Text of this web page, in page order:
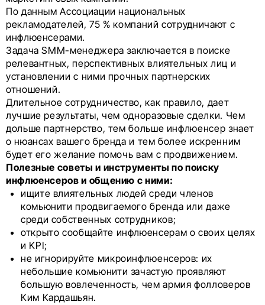
По данным Ассоциации национальных
рекламодателей, 75 % компаний сотрудничают с
инфлюенсерами.
Задача SMM-менеджера заключается в поиске
релевантных, перспективных влиятельных лиц и
установлении с ними прочных партнерских
отношений.
Длительное сотрудничество, как правило, дает
лучшие результаты, чем одноразовые сделки. Чем
дольше партнерство, тем больше инфлюенсер знает
о нюансах вашего бренда и тем более искренним
будет его желание помочь вам с продвижением.
Полезные советы и инструменты по поиску
инфлюенсеров и общению с ними:
ищите влиятельных людей среди членов
комьюнити продвигаемого бренда или даже
среди собственных сотрудников;
открыто сообщайте инфлюенсерам о своих целях
и KPI;
не игнорируйте микроинфлюенсеров: их
небольшие комьюнити зачастую проявляют
большую вовлеченность, чем армия фолловеров
Ким Кардашьян.